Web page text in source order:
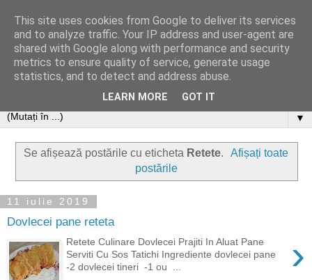
▼
Se afișează postările cu eticheta Retete.
Afișați toate
postările
11 iulie 2019
Dovlecei pane reteta
›
Retete Culinare Dovlecei Prajiti In Aluat Pane
Serviti Cu Sos Tatichi Ingrediente dovlecei pane
-2 dovlecei tineri -1 ou ...
This site uses cookies from Google to deliver its services
and to analyze traffic. Your IP address and user-agent are
shared with Google along with performance and security
metrics to ensure quality of service, generate usage
statistics, and to detect and address abuse.
LEARN MORE GOT IT